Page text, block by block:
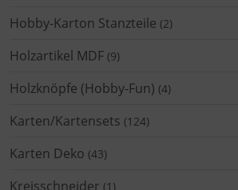
Hobby-Karton Stanzteile (2)
Holzartikel MDF (9)
Holzknöpfe (Hobby-Fun) (4)
Karten/Kartensets (124)
Karten Deko (43)
Kreisschneider (1)